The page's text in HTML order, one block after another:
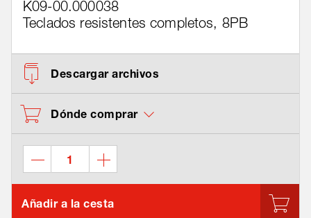
K09-00.000038
Teclados resistentes completos, 8PB
Descargar archivos
Dónde comprar
Añadir a la cesta